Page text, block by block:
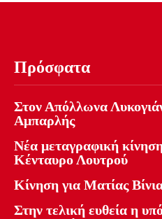
Πρόσφατα
Στον Απόλλωνα
Αμπαρλής
Νέα μεταγραφική
Κένταυρο Λουτρού
Κίνηση για Ματίας
Στην τελική ευθεία η